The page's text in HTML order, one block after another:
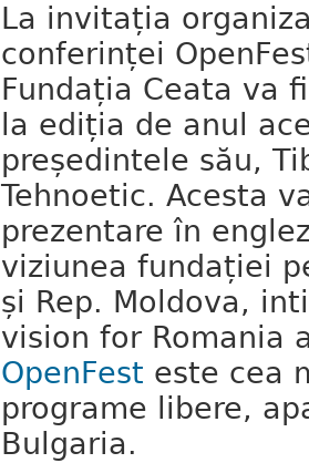
La invitația
conferinței
Fundația Ceata va
la ediția de anul
președintele său,
Tehnoetic. Acesta
prezentare în
viziunea fundației
și Rep. Moldova,
vision for Romania
OpenFest este cea
programe libere,
Bulgaria.